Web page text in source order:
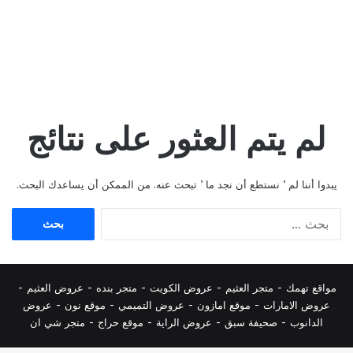
لم يتم العثور على نتائج
يبدوا أننا لم ’ نستطع أن نجد ما ’ تبحث عنه. من الممكن أن يساعدك البحث.
مواقع تهمك - متجر العثيم - عروض الكويت - متجر بنده - عروض العثيم -
عروض الامارات - موقع امازون - عروض التميمي - موقع نون - عروض
الدانوب - صحيفة سبق - عروض الراية - موقع حراج - متجر شي ان